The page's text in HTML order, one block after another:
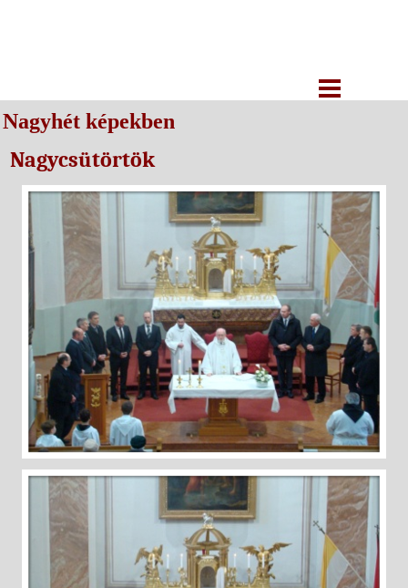
Nagyhét képekben
Nagycsütörtök